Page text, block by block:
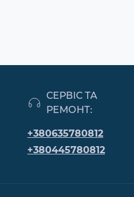
СЕРВІС ТА
РЕМОНТ:
+380635780812
+380445780812